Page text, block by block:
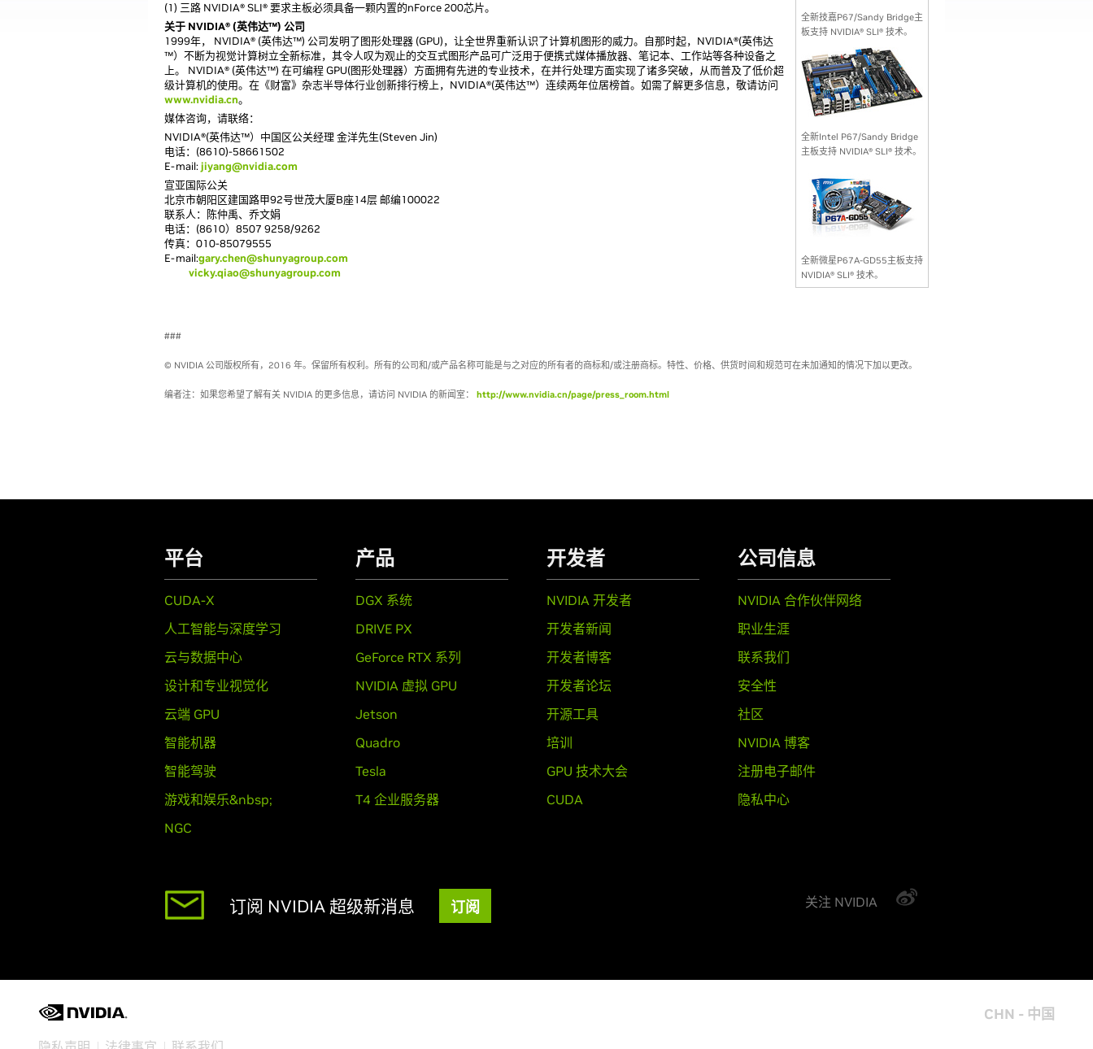
全新技嘉P67/Sandy Bridge主
板支持 NVIDIA® SLI® 技术。
全新Intel P67/Sandy Bridge
主板支持 NVIDIA® SLI® 技术。
全新微星P67A-GD55主板支持
NVIDIA® SLI® 技术。
(1) 三路 NVIDIA® SLI® 要求主板必须具备一颗内置的nForce 200芯片。
关于 NVIDIA® (英伟达™) 公司
1999年， NVIDIA® (英伟达™) 公司发明了图形处理器 (GPU)，让全世界重新认识了计算机图形的威力。自那时起，NVIDIA®(英伟达
™）不断为视觉计算树立全新标准，其令人叹为观止的交互式图形产品可广泛用于便携式媒体播放器、笔记本、工作站等各种设备之
上。 NVIDIA® (英伟达™) 在可编程 GPU(图形处理器）方面拥有先进的专业技术，在并行处理方面实现了诸多突破，从而普及了低价超
级计算机的使用。在《财富》杂志半导体行业创新排行榜上，NVIDIA®(英伟达™）连续两年位居榜首。如需了解更多信息，敬请访问
www.nvidia.cn。
媒体咨询，请联络：
NVIDIA®(英伟达™）中国区公关经理 金洋先生(Steven Jin)
电话：(8610)-58661502
E-mail:jiyang@nvidia.com
宣亚国际公关
北京市朝阳区建国路甲92号世茂大厦B座14层 邮编100022
联系人：陈仲禹、乔文娟
电话：(8610）8507 9258/9262
传真：010-85079555
E-mail:gary.chen@shunyagroup.com
vicky.qiao@shunyagroup.com
###
© NVIDIA 公司版权所有，2016 年。保留所有权利。所有的公司和/或产品名称可能是与之对应的所有者的商标和/或注册商标。特性、价格、供货时间和规范可在未加通知的情况下加以更改。
编者注：如果您希望了解有关 NVIDIA 的更多信息，请访问 NVIDIA 的新闻室： http://www.nvidia.cn/page/press_room.html
平台
CUDA-X
人工智能与深度学习
云与数据中心
设计和专业视觉化
云端 GPU
智能机器
智能驾驶
游戏和娱乐&nbsp;
NGC
产品
DGX 系统
DRIVE PX
GeForce RTX 系列
NVIDIA 虚拟 GPU
Jetson
Quadro
Tesla
T4 企业服务器
开发者
NVIDIA 开发者
开发者新闻
开发者博客
开发者论坛
开源工具
培训
GPU 技术大会
CUDA
公司信息
NVIDIA 合作伙伴网络
职业生涯
联系我们
安全性
社区
NVIDIA 博客
注册电子邮件
隐私中心
订阅 NVIDIA 超级新消息 订阅 关注 NVIDIA
CHN - 中国